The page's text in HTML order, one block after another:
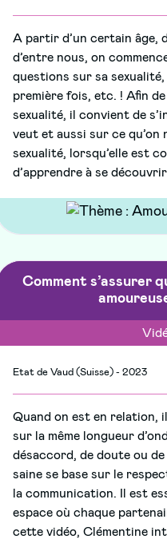
A partir d’un certain âge,
d’entre nous, on
questions sur sa
première fois, etc. ! Afin
sexualité, il convient de
veut et aussi sur ce qu’on
sexualité, lorsqu’elle est
d’apprendre à se
Comment s’assurer
Etat de Vaud (Suisse) - 2023
Quand on est en relation,
sur la même longueur
désaccord, de doute ou
saine se base sur le
la communication. Il est
espace où chaque
cette vidéo, Clémentine